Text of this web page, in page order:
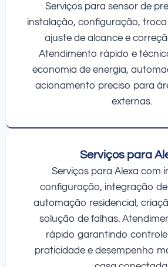
Serviços para sensor de
instalação, configuração, troca
ajuste de alcance e
Atendimento rápido e
economia de energia,
acionamento preciso para
externas.
Serviços para
Serviços para Alexa com
configuração, integração de
automação residencial,
solução de falhas.
rápido garantindo controle
praticidade e desempenho